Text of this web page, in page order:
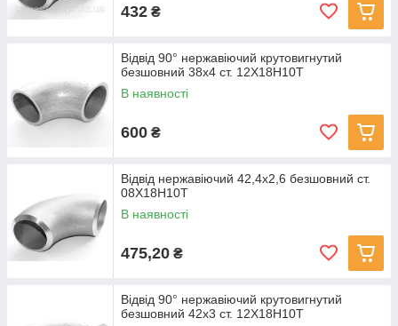
432 ₴
Відвід 90° нержавіючий крутовигнутий
безшовний 38x4 ст. 12Х18Н10Т
В наявності
600 ₴
Відвід нержавіючий 42,4х2,6 безшовний ст.
08Х18Н10Т
В наявності
475,20 ₴
Відвід 90° нержавіючий крутовигнутий
безшовний 42x3 ст. 12Х18Н10Т